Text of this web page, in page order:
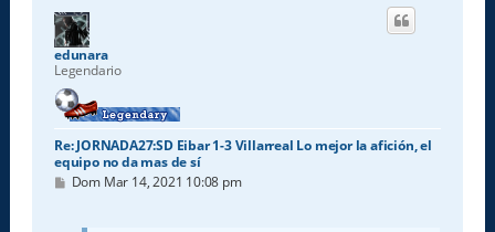
edunara
Legendario
Re: JORNADA27:SD Eibar 1-3 Villarreal Lo mejor la afición, el
equipo no da mas de sí
M
Dom Mar 14, 2021 10:08 pm